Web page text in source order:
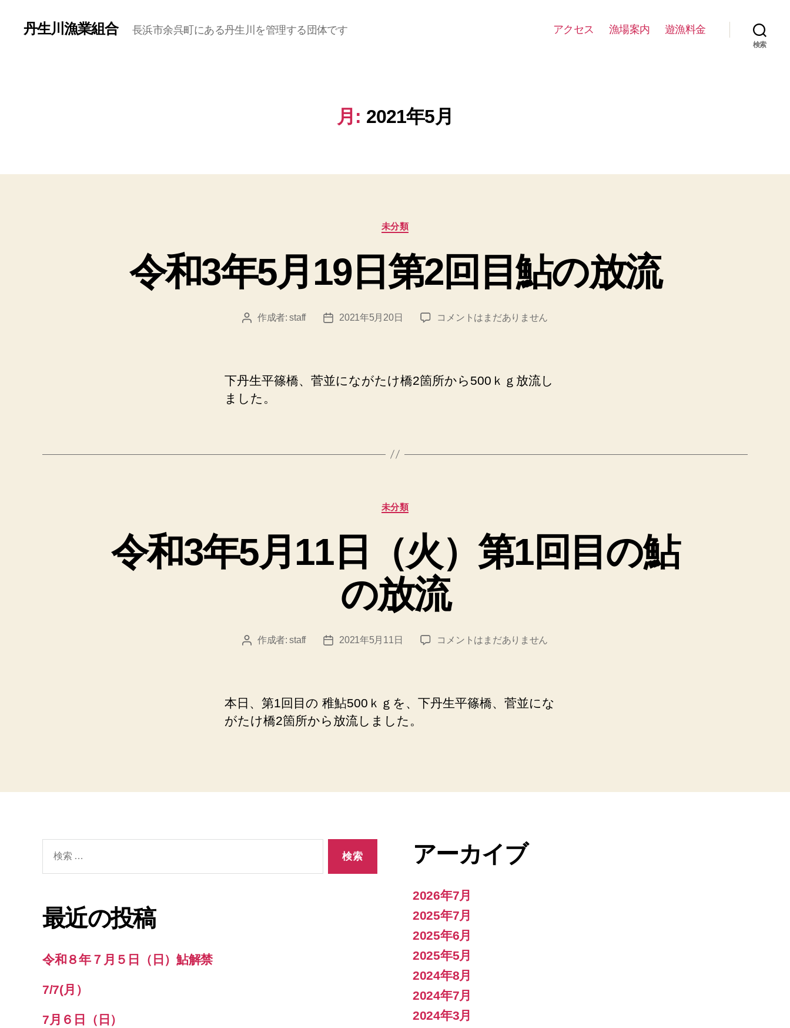
丹生川漁業組合 長浜市余呉町にある丹生川を管理する団体です アクセス 漁場案内 遊漁料金
検索
月: 2021年5月
カ
テ
リ
ー
未分類
令和3年5月19日第2回目鮎の放流
投 作成者:staff
投
2021年5月20日
令
5
月
回
へ
コメントはまだありません
下丹生平篠橋、菅並にながたけ橋2箇所から500ｋｇ放流し
ました。
カ
テ
リ
ー
未分類
令和3年5月11日（火）第1回目の鮎
の放流
投 作成者:staff
投
2021年5月11日
令
5
月
回
の
へ
の
コメントはまだありません
本日、第1回目の 稚鮎500ｋｇを、下丹生平篠橋、菅並にな
がたけ橋2箇所から放流しました。
最近の投稿
令和８年７月５日（日）鮎解禁
7/7(月）
7月６日（日）
アーカイブ
2026年7月
2025年7月
2025年6月
2025年5月
2024年8月
2024年7月
2024年3月